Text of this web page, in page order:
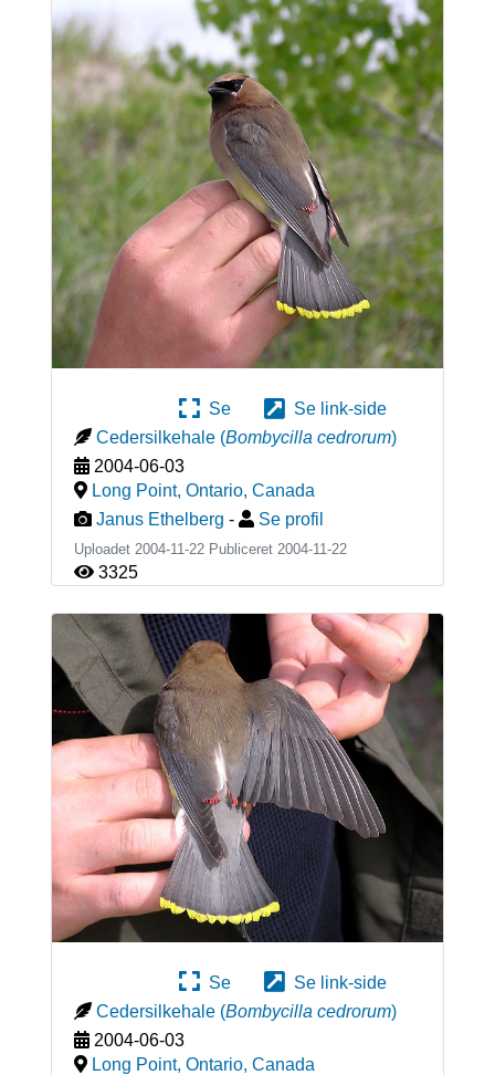
Se
Se link-side
Cedersilkehale (Bombycilla cedrorum)
2004-06-03
Long Point, Ontario, Canada
Janus Ethelberg - Se profil
Uploadet 2004-11-22 Publiceret 2004-11-22
3325
Se
Se link-side
Cedersilkehale (Bombycilla cedrorum)
2004-06-03
Long Point, Ontario, Canada